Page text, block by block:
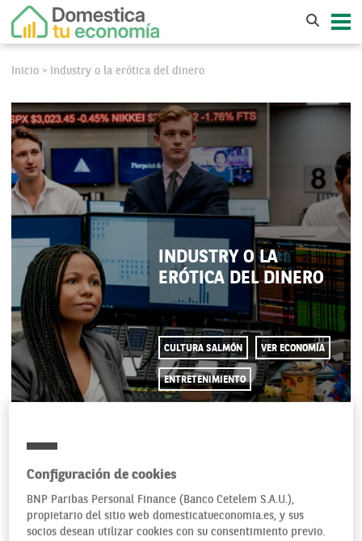
Inicio > Industry o la erótica del dinero
INDUSTRY O LA
ERÓTICA DEL DINERO
CULTURA SALMÓN VER ECONOMÍA
ENTRETENIMIENTO
19/02/2021
La erótica del poder es un clásico mil veces invocado para
Configuración de cookies
BNP Paribas Personal Finance (Banco Cetelem S.A.U.),
propietario del sitio web domesticatueconomia.es, y sus
socios desean utilizar cookies con su consentimiento previo.